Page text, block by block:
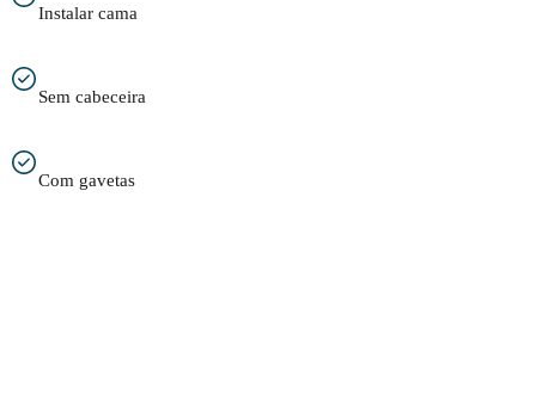
Instalar cama
Sem cabeceira
Com gavetas